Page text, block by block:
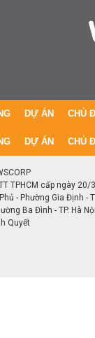
DỰ ÁN CHỦ
DỰ ÁN CHỦ
TPHCM cấp ngày 20/
- Phường Gia Định -
Ba Đình - TP. Hà Nội
Quyết